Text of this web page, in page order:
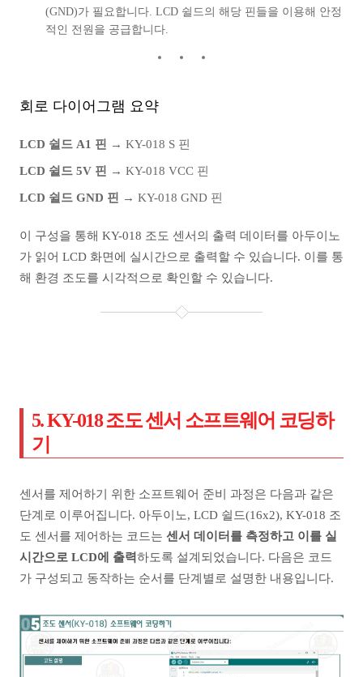
(GND)가 필요합니다. LCD 쉴드의 해당 핀들을 이용해 안정
적인 전원을 공급합니다.
회로 다이어그램 요약
LCD 쉴드 A1 핀 → KY-018 S 핀
LCD 쉴드 5V 핀 → KY-018 VCC 핀
LCD 쉴드 GND 핀 → KY-018 GND 핀
이 구성을 통해 KY-018 조도 센서의 출력 데이터를 아두이노
가 읽어 LCD 화면에 실시간으로 출력할 수 있습니다. 이를 통
해 환경 조도를 시각적으로 확인할 수 있습니다.
5. KY-018 조도 센서 소프트웨어 코딩하
기
센서를 제어하기 위한 소프트웨어 준비 과정은 다음과 같은
단계로 이루어집니다. 아두이노, LCD 쉴드(16x2), KY-018 조
도 센서를 제어하는 코드는 센서 데이터를 측정하고 이를 실
시간으로 LCD에 출력하도록 설계되었습니다. 다음은 코드
가 구성되고 동작하는 순서를 단계별로 설명한 내용입니다.